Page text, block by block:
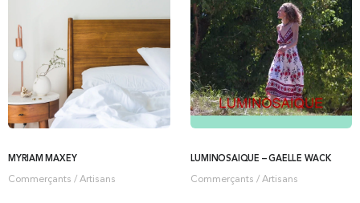
MYRIAM MAXEY
Commerçants / Artisans
LUMINOSAIQUE – GAELLE WACK
Commerçants / Artisans